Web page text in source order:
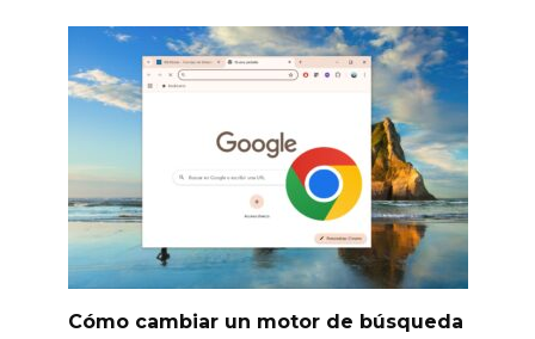
Cómo cambiar un motor de búsqueda